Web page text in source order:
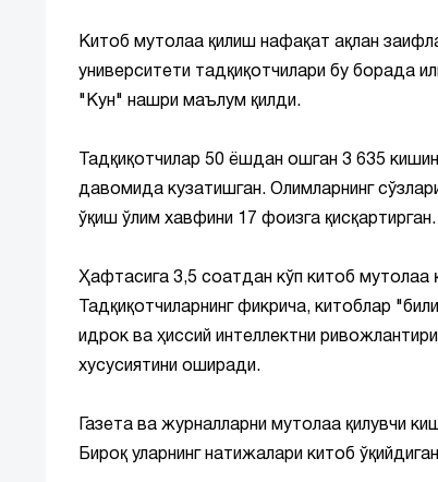
Китоб мутолаа қилиш нафақат ақлан
университети тадқиқотчилари бу борада
"Кун" нашри маълум қилди.
Тадқиқотчилар 50 ёшдан ошган 3 635
давомида кузатишган. Олимларнинг
ўқиш ўлим хавфини 17 фоизга қисқартирган.
Ҳафтасига 3,5 соатдан кўп китоб мутолаа
Тадқиқотчиларнинг фикрича, китоблар
идрок ва ҳиссий интеллектни
хусусиятини оширади.
Газета ва журналларни мутолаа қилувчи
Бироқ уларнинг натижалари китоб